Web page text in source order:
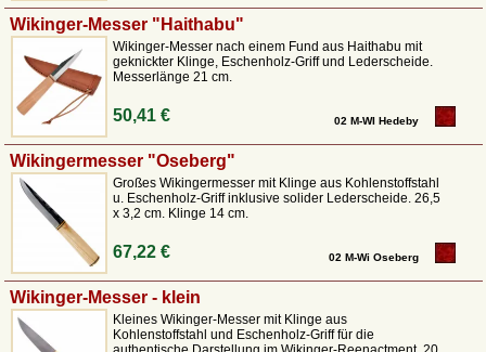
Reenactment
Messer zählen zu den wichtigsten Alltagswerkzeugen der nordischen
Wikingerzeit (ca. 8.–11. Jahrhundert). Anders als Schwerter oder Äxte
waren sie universelle Gebrauchsgegenstände, die in allen
Lebensbereichen zum Einsatz kamen. In unserem historischen
Onlineshop findet Ihr detailgetreueRepliken und Nachbildungen, die
sich an originalen Fundstücken orientieren und sowohl funktional als auch
authentisch sind.
Unsere Messer spiegelt dieklassische
wider: schlanke Klingen, schlichte Griffe aus Holz oder Horn und eine
robuste Verarbeitung machen diese Wikingermesser ideal für
Reenactment, Living History, historische Lager und den Einsatz auf
Mittelaltermärkten.
Historischer Hintergrund von Wikingermessern
Wikinger-Messer "Haithabu"
Wikinger-Messer nach einem Fund aus Haithabu mit
geknickter Klinge, Eschenholz-Griff und Lederscheide.
Messerlänge 21 cm.
50,41 € 02 M-WI Hedeby
Wikingermesser "Oseberg"
Großes Wikingermesser mit Klinge aus Kohlenstoffstahl
u. Eschenholz-Griff inklusive solider Lederscheide. 26,5
x 3,2 cm. Klinge 14 cm.
67,22 € 02 M-Wi Oseberg
Wikinger-Messer - klein
Kleines Wikinger-Messer mit Klinge aus
Kohlenstoffstahl und Eschenholz-Griff für die